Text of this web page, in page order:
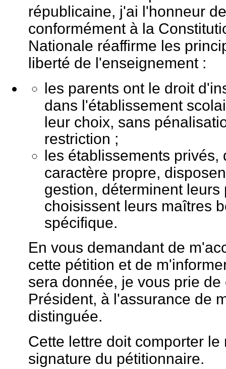
républicaine, j'ai l'honneur
conformément à la
Nationale réaffirme les
liberté de l'enseignement :
les parents ont le droit
dans l'établissement
leur choix, sans
restriction ;
les établissements privés,
caractère propre,
gestion, déterminent leurs
choisissent leurs maîtres
spécifique.
En vous demandant de
cette pétition et de
sera donnée, je vous prie
Président, à l'assurance de
distinguée.
Cette lettre doit comporter
signature du pétitionnaire.